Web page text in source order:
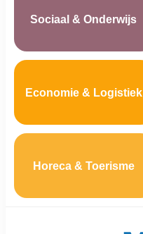
Sociaal & Onderwijs
Economie & Logistiek
Horeca & Toerisme